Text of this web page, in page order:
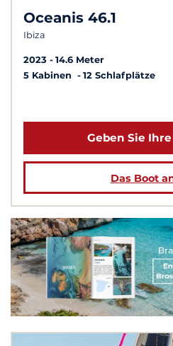
Oceanis 46.1
Ibiza
2023
14.6 Meter
5 Kabinen
12 Schlafplätze
Geben Sie
Das Boot